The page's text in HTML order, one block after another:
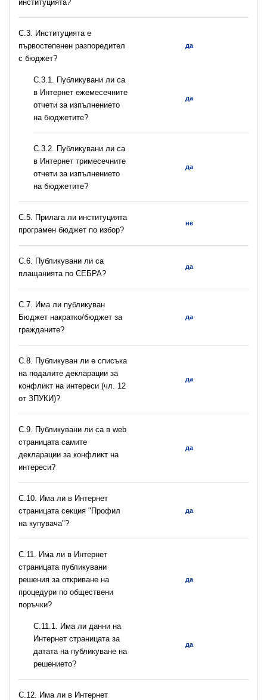
институцията?
C.3. Институцията е
първостепенен разпоредител
с бюджет?
да
С.3.1. Публикувани ли са
в Интернет ежемесечните
отчети за изпълнението
на бюджетите?
да
С.3.2. Публикувани ли са
в Интернет тримесечните
отчети за изпълнението
на бюджетите?
да
С.5. Прилага ли институцията
програмен бюджет по избор?
не
С.6. Публикувани ли са
плащанията по СЕБРА?
да
С.7. Има ли публикуван
Бюджет накратко/бюджет за
гражданите?
да
C.8. Публикуван ли е списъка
на подалите декларации за
конфликт на интереси (чл. 12
от ЗПУКИ)?
да
C.9. Публикувани ли са в web
страницата самите
декларации за конфликт на
интереси?
да
C.10. Има ли в Интернет
страницата секция "Профил
на купувача"?
да
С.11. Има ли в Интернет
страницата публикувани
решения за откриване на
процедури по обществени
поръчки?
да
С.11.1. Има ли данни на
Интернет страницата за
датата на публикуване на
решението?
да
С.12. Има ли в Интернет